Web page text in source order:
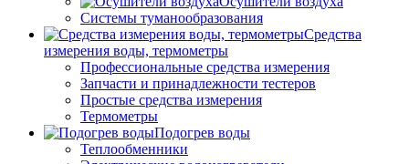
Системы туманообразования
Средства
измерения воды, термометры
Профессиональные средства измерения
Запчасти и принадлежности тестеров
Простые средства измерения
Термометры
Подогрев воды
Теплообменники